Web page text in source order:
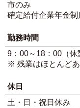
市のみ
確定給付企業年金
勤務時間
9：00～18：00（休
※ 残業はほとんどあ
休日
土・日・祝日休み